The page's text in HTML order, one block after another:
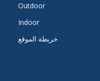
Outdoor
Indoor
خريطة الموقع